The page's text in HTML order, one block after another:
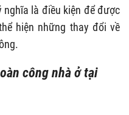
là điều kiện để được
hiện những thay đổi về
công nhà ở tại